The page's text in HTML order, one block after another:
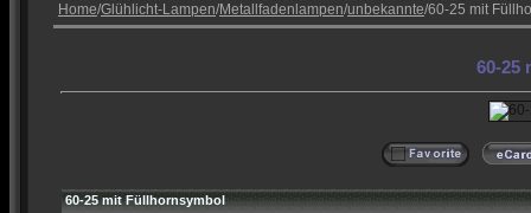
Home/Glühlicht-Lampen/Metallfadenlampen/unbekannte/60-25 mit
60-25
60-25 mit Füllhornsymbol